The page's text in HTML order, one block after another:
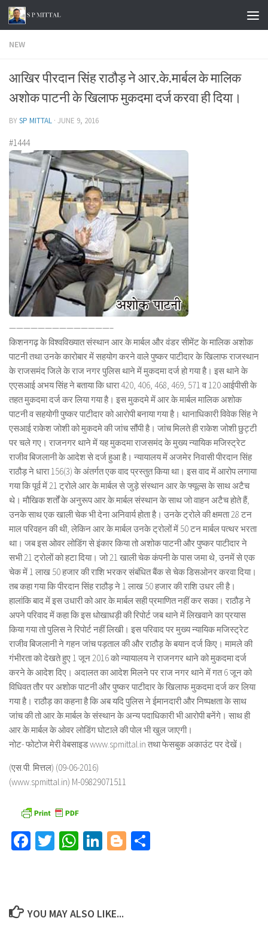
Skip to content
NEW
आखिर पीरदान सिंह राठौड़ ने आर.के.मार्बल के मालिक
अशोक पाटनी के खिलाफ मुकदमा दर्ज करवा ही दिया।
BYSP MITTAL · JUNE 9, 2016
#1444
——————————————–
किशनगढ़ के विश्वविख्यात संस्थान आर.के.मार्बल और वंडर सीमेंट के मालिक अशोक
पाटनी तथा उनके कारोबार में सहयोग करने वाले पुष्कर पाटीदार के खिलाफ राजस्थान
के राजसमंद जिले के राज नगर पुलिस थाने में मुकदमा दर्ज हो गया है। इस थाने के
एएसआई अभय सिंह ने बताया कि धारा 420, 406, 468, 469, 571 व 120 आईपीसी के
तहत मुकदमा दर्ज कर लिया गया है। इस मुकदमे में आर.के.मार्बल मालिक अशोक
पाटनी व सहयोगी पुष्कर पाटीदार को आरोपी बनाया गया है। थानाधिकारी विवेक सिंह ने
एसआई राकेश जोशी को मुकदमे की जांच सौंपी है। जांच मिलते ही राकेश जोशी छुट्टी
पर चले गए। राजनगर थाने में यह मुकदमा राजसमंद के मुख्य न्यायिक मजिस्ट्रेट
राजीव बिजलानी के आदेश से दर्ज हुआ है। न्यायालय में अजमेर निवासी पीरदान सिंह
राठौड़ ने धारा 156(3) के अंतर्गत एक वाद प्रस्तुत किया था। इस वाद में आरोप लगाया
गया कि पूर्व में 21 ट्रोले आर.के.मार्बल से जुड़े संस्थान आर.के.फ्यूल्स के साथ अटैच
थे। मौखिक शर्तों के अनुरूप आर.के.मार्बल संस्थान के साथ जो वाहन अटैच होते हैं,
उनके साथ एक खाली चेक भी देना अनिवार्य होता है। उनके ट्रोले की क्षमता 28 टन
माल परिवहन की थी, लेकिन आर.के.मार्बल उनके ट्रोलों में 50 टन मार्बल पत्थर भरता
था। जब इस ओवर लोडिंग से इंकार किया तो अशोक पाटनी और पुष्कर पाटीदार ने
सभी 21 ट्रोलों को हटा दिया। जो 21 खाली चेक कंपनी के पास जमा थे, उनमें से एक
चेक में 1 लाख 50 हजार की राशि भरकर संबंधित बैंक से चेक डिसओनर करवा दिया।
तब कहा गया कि पीरदान सिंह राठौड़ ने 1 लाख 50 हजार की राशि उधर ली है।
हालांकि बाद में इस उधारी को आर.के.मार्बल सही प्रमाणित नहीं कर सका। राठौड़ ने
अपने परिवाद में कहा कि इस धोखाधड़ी की रिपोर्ट जब थाने में लिखवाने का प्रयास
किया गया तो पुलिस ने रिपोर्ट नहीं लिखी। इस परिवाद पर मुख्य न्यायिक मजिस्ट्रेट
राजीव बिजलानी ने गहन जांच पड़ताल की और राठौड़ के बयान दर्ज किए। मामले की
गंभीरता को देखते हुए 1 जून 2016 को न्यायालय ने राजनगर थाने को मुकदमा दर्ज
करने के आदेश दिए। अदालत का आदेश मिलने पर राज नगर थाने में गत 6 जून को
विधिवत तौर पर अशोक पाटनी और पुष्कर पाटीदार के खिलाफ मुकदमा दर्ज कर लिया
गया है। राठौड़ का कहना है कि अब यदि पुलिस ने ईमानदारी और निष्पक्षता के साथ
जांच की तो आर.के.मार्बल के संस्थान के अन्य पदाधिकारी भी आरोपी बनेंगे। साथ ही
आर.के.मार्बल के ओवर लोडिंग घोटाले की पोल भी खुल जाएगी।
नोट- फोटोज मेरी वेबसाइड www.spmittal.in तथा फेसबुक अकाउंट पर देखें।
(एस.पी. मित्तल) (09-06-2016)
(www.spmittal.in) M-09829071511
Facebook
TwitterWhatsApp
LinkedIn
Blogger
YOU MAY ALSO LIKE...